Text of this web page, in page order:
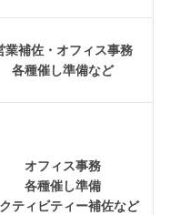
業補佐・オフィス事務
各種催し準備など
オフィス事務
各種催し準備
ティビティー補佐など